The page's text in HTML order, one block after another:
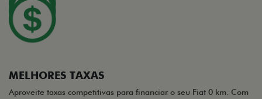
MELHORES TAXAS
Aproveite taxas competitivas para financiar o seu Fiat 0 km. Com